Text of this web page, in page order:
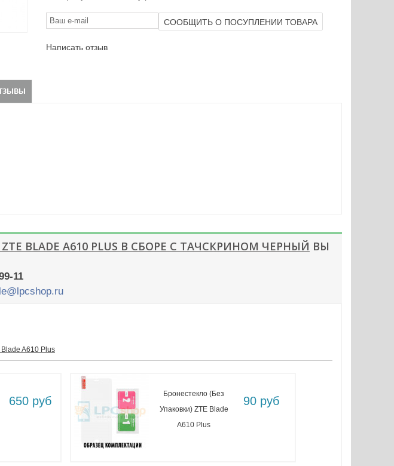
СООБЩИТЬ О ПОСУПЛЕНИИ ТОВАРА
Написать отзыв
BLADE A610 PLUS В СБОРЕ С ТАЧСКРИНОМ ЧЕРНЫЙ ВЫ
11
Blade A610 Plus
650 руб
Бронестекло (без
Упаковки) ZTE Blade
A610 Plus
90 руб